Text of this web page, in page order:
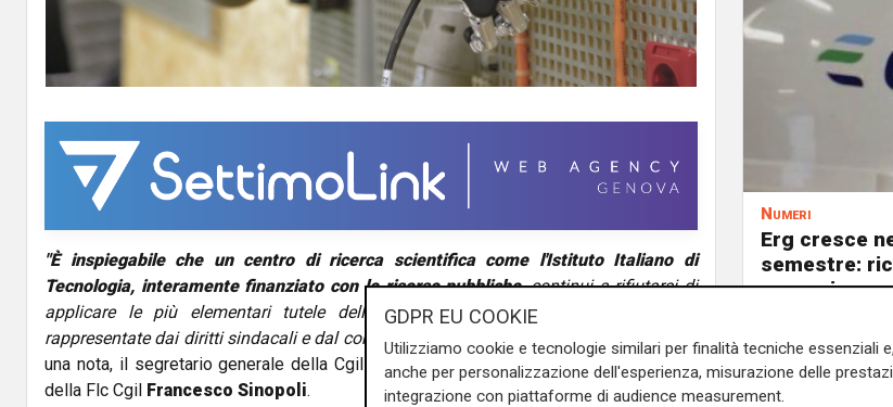
"È inspiegabile che un centro di ricerca scientifica come l'Istituto Italiano di
Tecnologia, interamente finanziato con le risorse pubbliche, continui a rifiutarsi di
applicare le più elementari tutele dello Stato di diritto sui luoghi di lavoro,
rappresentate dai diritti sindacali e dal contratto nazionale di lavoro"
. Lo affermano, in
una nota, il segretario generale della Cgil
Maurizio Landinie il segretario generale
della Flc Cgil Francesco Sinopoli.
Numeri
Erg cresce
semestre:
e margine
GDPR EU COOKIE
Utilizziamo cookie e tecnologie similari per finalità tecniche essenziali
anche per personalizzazione dell'esperienza, misurazione delle
integrazione con piattaforme di audience measurement.